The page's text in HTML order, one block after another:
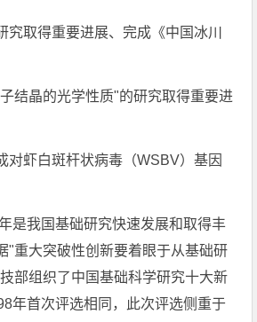
究取得重要进展、完成《中国冰川
结晶的光学性质"的研究取得重要进
对虾白斑杆状病毒（WSBV）基因
是我国基础研究快速发展和取得丰
"重大突破性创新要着眼于从基础研
部组织了中国基础科学研究十大新
年首次评选相同，此次评选侧重于